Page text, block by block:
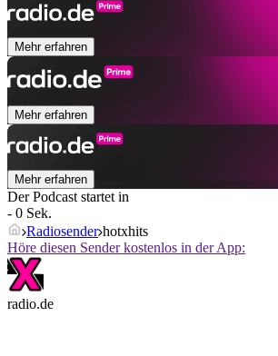
Mehr erfahren
Mehr erfahren
Mehr erfahren
Der Podcast startet in
- 0 Sek.
Radiosender hotxhits
Höre diesen Sender kostenlos in der App:
radio.de